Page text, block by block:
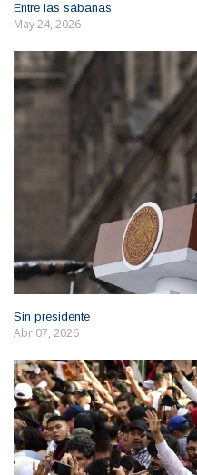
Entre las sábanas
May 24, 2026
Sin presidente
Abr 07, 2026